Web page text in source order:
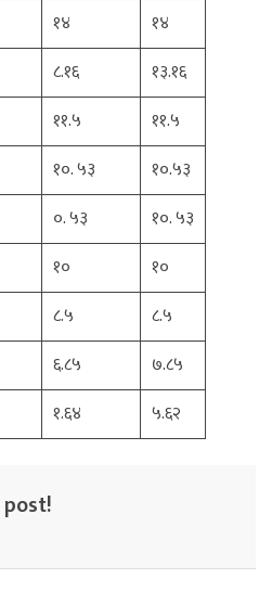
१४
१४
८.१६
१३.१६
११.५
११.५
१०. ५३
१०.५३
०. ५३
१०. ५३
१०
१०
८.५
८.५
६.८५
७.८५
१.६४ ५.६२